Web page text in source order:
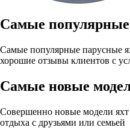
Самые
Самые популярные парусные
хорошие отзывы клиентов с
Самые новые
Совершенно новые модели яхт
отдыха с друзьями или семьей